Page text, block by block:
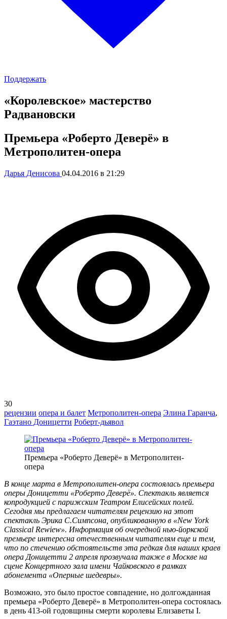
Поддержать
«Королевское» мастерство
Радвановски
Премьера «Роберто Деверё» в
Метрополитен-опера
Дарья Денисова 04.04.2016 в 21:29
30
рецензии опера и балет Метрополитен-опера Элина Гаранча,
Гаэтано Доницетти Роберт-дьявол
Премьера «Роберто Деверё» в Метрополитен-
опера
В конце марта в Метрополитен-опера состоялась премьера
оперы Доницетти «Роберто Деверё». Спектакль является
копродукцией с парижским Театром Елисейских полей.
Сегодня мы предлагаем читателям рецензию на этот
спектакль Эрика С.Симпсона, опубликованную в «New York
Classical Rewiew». Информация об очередной нью-йоркской
премьере интересна отечественным читателям еще и тем,
что по стечению обстоятельств эта редкая для наших краев
опера Доницетти 2 апреля прозвучала также в Москве на
сцене Концертного зала имени Чайковского в рамках
абонемента «Оперные шедевры».
Возможно, это было простое совпадение, но долгожданная
премьера «Роберто Деверё» в Метрополитен-опера состоялась
в день 413-ой годовщины смерти королевы Елизаветы I.